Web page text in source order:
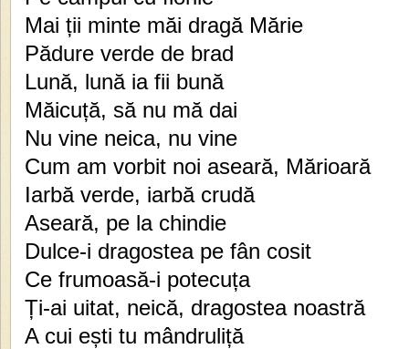
Mai ții minte măi dragă Mărie
Pădure verde de brad
Lună, lună ia fii bună
Măicuță, să nu mă dai
Nu vine neica, nu vine
Cum am vorbit noi aseară, Mărioară
Iarbă verde, iarbă crudă
Aseară, pe la chindie
Dulce-i dragostea pe fân cosit
Ce frumoasă-i potecuța
Ți-ai uitat, neică, dragostea noastră
A cui ești tu mândruliță